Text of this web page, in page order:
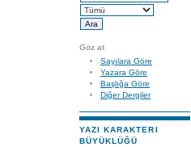
Göz at
Sayılara Göre
Yazara Göre
Başlığa Göre
Diğer Dergiler
YAZI KARAKTERI
BÜYÜKLÜĞÜ